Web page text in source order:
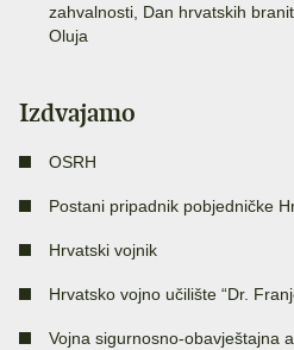
zahvalnosti, Dan hrvatskih
Oluja
Izdvajamo
OSRH
Postani pripadnik pobjedničke
Hrvatski vojnik
Hrvatsko vojno učilište “Dr.
Vojna sigurnosno-obavještajna